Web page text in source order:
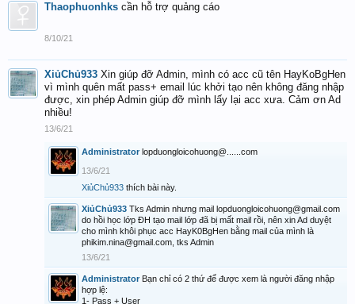
Thaophuonhks cần hỗ trợ quảng cáo
8/10/21
XiủChủ933 Xin giúp đỡ Admin, mình có acc cũ tên HayKoBgHen
vì mình quên mất pass+ email lúc khởi tạo nên không đăng nhập
được, xin phép Admin giúp đỡ mình lấy lại acc xưa. Cảm ơn Ad
nhiều!
13/6/21
Administrator lopduongloicohuong@......com
13/6/21
XiủChủ933 thích bài này.
XiủChủ933 Tks Admin nhưng mail lopduongloicohuong@gmail.com
do hồi học lớp ĐH tạo mail lớp đã bị mất mail rồi, nên xin Ad duyệt
cho mình khôi phục acc HayK0BgHen bằng mail của mình là
phikim.nina@gmail.com, tks Admin
13/6/21
Administrator Bạn chỉ có 2 thứ để được xem là người đăng nhập
hợp lệ:
1- Pass + User